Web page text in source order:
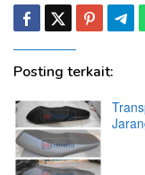
Posting terkait: